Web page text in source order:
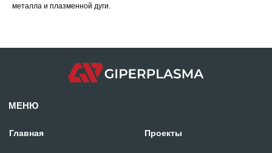
металла и плазменной дуги.
© «ГИПЕРПЛАЗМА» и ООО «Центр Сварки» | 2024